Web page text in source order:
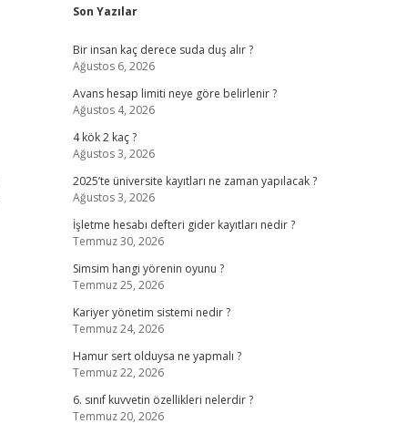
Sidebar
Son Yazılar
Bir insan kaç derece suda duş alır ?
Ağustos 6, 2026
Avans hesap limiti neye göre belirlenir ?
Ağustos 4, 2026
4 kök 2 kaç ?
Ağustos 3, 2026
2025’te üniversite kayıtları ne zaman yapılacak ?
Ağustos 3, 2026
İşletme hesabı defteri gider kayıtları nedir ?
Temmuz 30, 2026
Simsim hangi yörenin oyunu ?
Temmuz 25, 2026
Kariyer yönetim sistemi nedir ?
Temmuz 24, 2026
Hamur sert olduysa ne yapmalı ?
Temmuz 22, 2026
6. sınıf kuvvetin özellikleri nelerdir ?
Temmuz 20, 2026